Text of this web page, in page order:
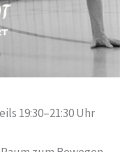
19:30–21:30 Uhr